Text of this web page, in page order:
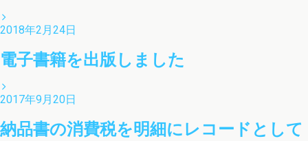
2018年2月24日
電子書籍を出版しました
2017年9月20日
納品書の消費税を明細にレコードとして